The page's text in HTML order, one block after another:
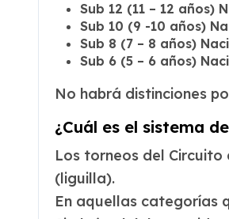
Sub 12 (11 – 12 años)
Sub 10 (9 -10 años)
Sub 8 (7 – 8 años)
Sub 6 (5 – 6 años)
No habrá distinciones
¿Cuál es el sistema
Los torneos del
(liguilla).
En aquellas categorías